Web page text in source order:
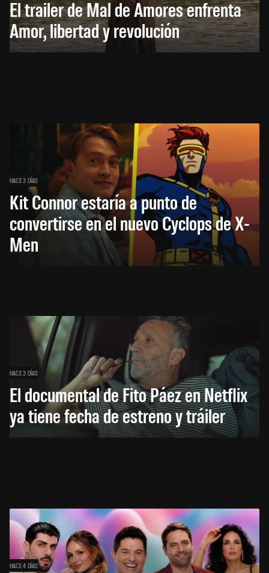
El trailer de Mal de Amores enfrenta
Amor, libertad y revolución
HACE 3 DÍAS
Kit Connor estaría a punto de
convertirse en el nuevo Cyclops de X-
Men
HACE 3 DÍAS
El documental de Fito Páez en Netflix
ya tiene fecha de estreno y tráiler
HACE 4 DÍAS